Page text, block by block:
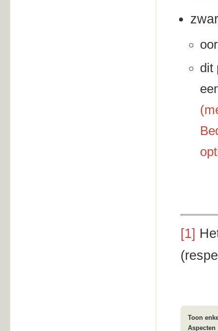
dit
[1]
Toon
Aspecten